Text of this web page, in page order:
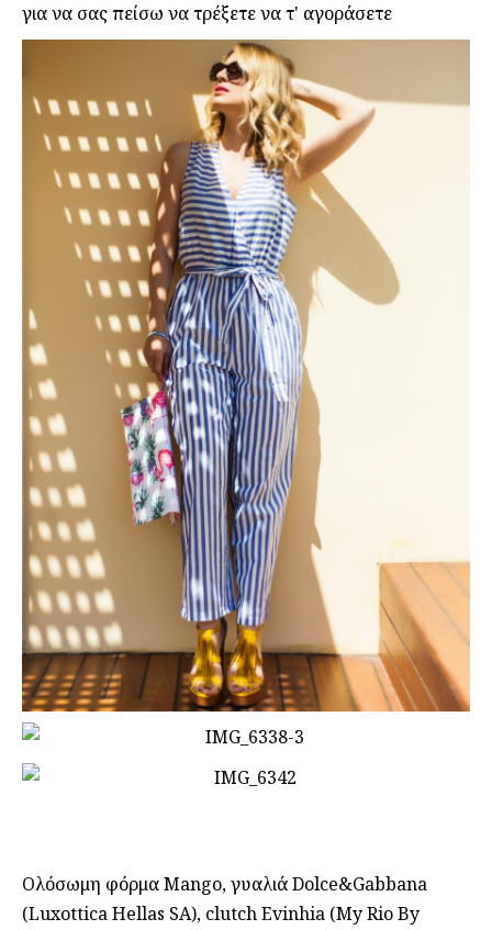
για να σας πείσω να τρέξετε να τ' αγοράσετε
Ολόσωμη φόρμα Mango, γυαλιά Dolce&Gabbana
(Luxottica Hellas SA), clutch Evinhia (My Rio By